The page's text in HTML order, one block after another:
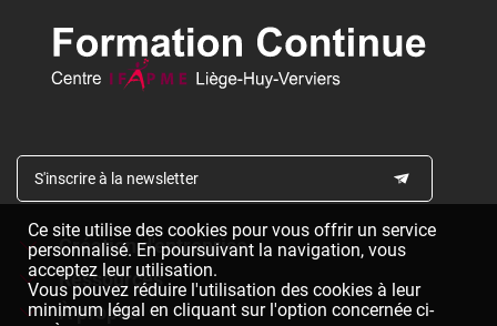
Ce site utilise des cookies pour vous offrir un service
personnalisé. En poursuivant la navigation, vous
acceptez leur utilisation.
Vous pouvez réduire l'utilisation des cookies à leur
minimum légal en cliquant sur l'option concernée ci-
S'inscrire à la newsletter
Création d'entreprise
Formations à la création d'entreprise
Ressources
Dépliants à télécharger
À propos